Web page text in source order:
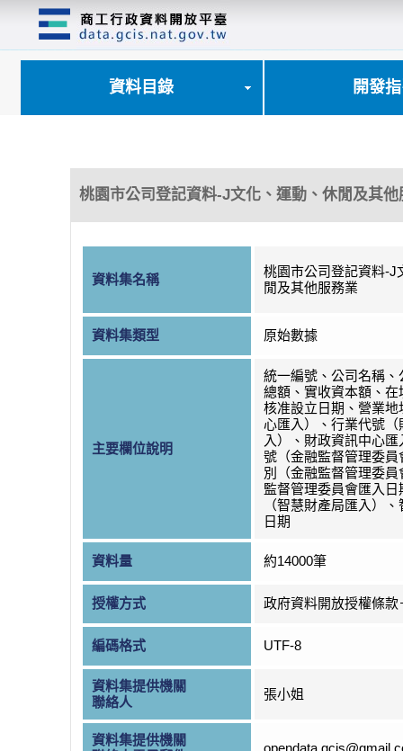
資料目錄 開發
桃園市公司登記資料-J文化、運動、休閒及其他
資料集名稱
桃園市公司登記資料-J
閒及其他服務業
資料集類型 原始數據
主要欄位說明
統一編號、公司名稱、
總額、實收資本額、在
核准設立日期、營業地
心匯入）、行業代號（
入）、財政資訊中心
號（金融監督管理委員
別（金融監督管理委
監督管理委員會匯入日
（智慧財產局匯入）
日期
資料量 約14000筆
授權方式 政府資料開放授權條款
編碼格式 UTF-8
資料集提供機關
聯絡人
張小姐
資料集提供機關